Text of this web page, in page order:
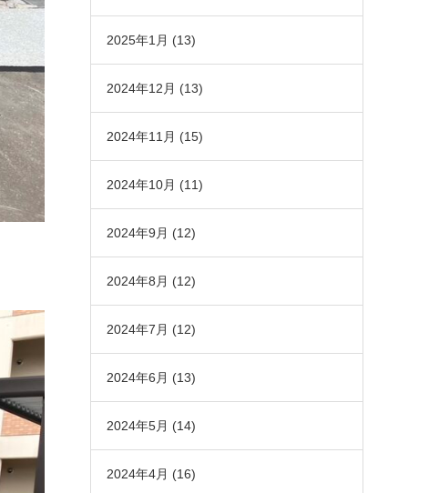
2025年1月 (13)
2024年12月 (13)
2024年11月 (15)
2024年10月 (11)
2024年9月 (12)
2024年8月 (12)
2024年7月 (12)
2024年6月 (13)
2024年5月 (14)
2024年4月 (16)